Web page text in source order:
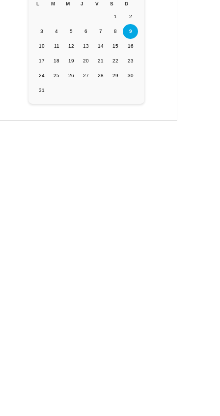
L M M J V S D
1 2
3 4 5 6 7 8 9
10 11 12 13 14 15 16
17 18 19 20 21 22 23
24 25 26 27 28 29 30
31